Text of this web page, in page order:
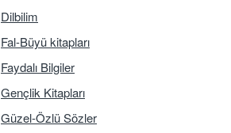
Dilbilim
Fal-Büyü kitapları
Faydalı Bilgiler
Gençlik Kitapları
Güzel-Özlü Sözler